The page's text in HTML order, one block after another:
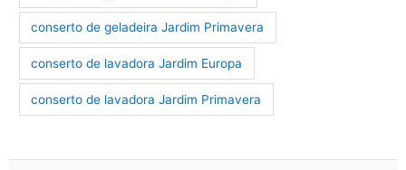
conserto de geladeira Jardim Primavera
conserto de lavadora Jardim Europa
conserto de lavadora Jardim Primavera